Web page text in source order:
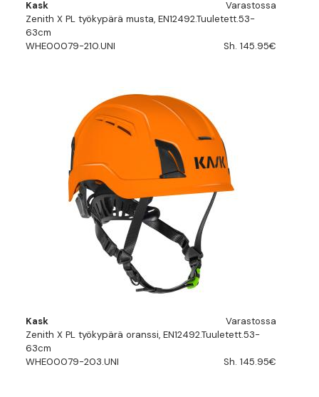
Kask
Varastossa
Zenith X PL työkypärä musta, EN12492.Tuuletett.53-
63cm
WHE00079-210.UNI
Sh. 145.95€
Kask
Varastossa
Zenith X PL työkypärä oranssi, EN12492.Tuuletett.53-
63cm
WHE00079-203.UNI
Sh. 145.95€